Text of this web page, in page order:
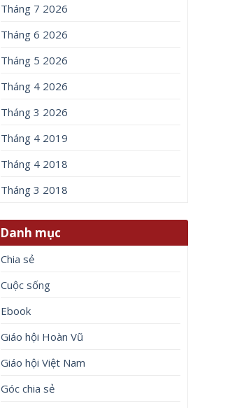
Tháng 7 2026
Tháng 6 2026
Tháng 5 2026
Tháng 4 2026
Tháng 3 2026
Tháng 4 2019
Tháng 4 2018
Tháng 3 2018
Danh mục
Chia sẻ
Cuộc sống
Ebook
Giáo hội Hoàn Vũ
Giáo hội Việt Nam
Góc chia sẻ